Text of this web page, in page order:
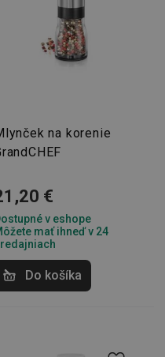
na korenie
€
v eshope
mať ihneď v 24
Do košíka